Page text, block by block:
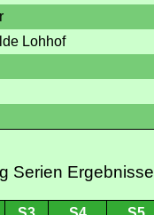
Lohhof
Serien Ergebnisse